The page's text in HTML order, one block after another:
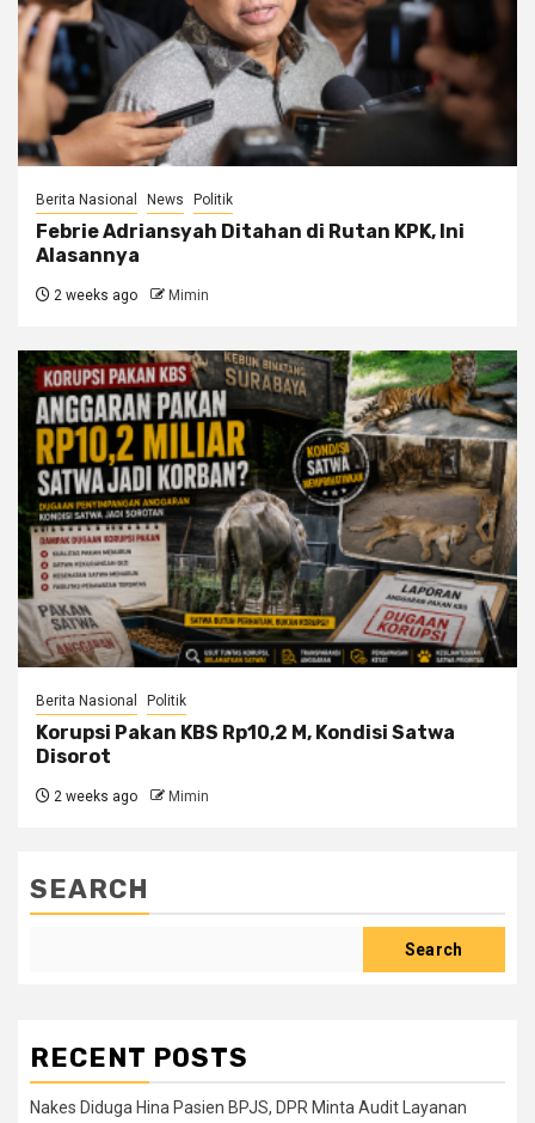
Berita Nasional News Politik
Febrie Adriansyah Ditahan di Rutan KPK, Ini
Alasannya
2 weeks ago Mimin
Berita Nasional Politik
Korupsi Pakan KBS Rp10,2 M, Kondisi Satwa
Disorot
2 weeks ago Mimin
SEARCH
Search
RECENT POSTS
Nakes Diduga Hina Pasien BPJS, DPR Minta Audit Layanan